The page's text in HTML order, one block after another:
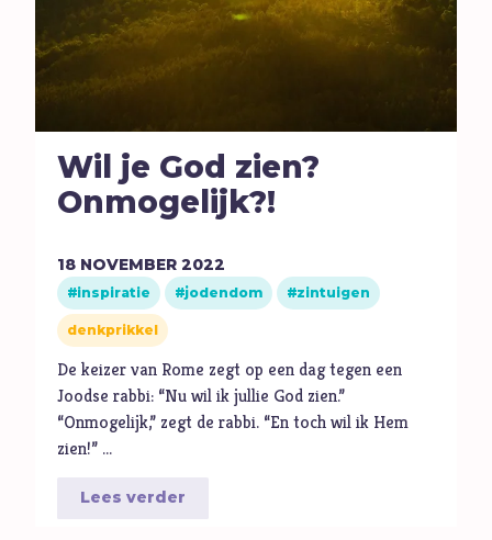
Volharding
Vragen
Vreugde
Vrijheid
Waarheid
Wonderen
Zelfbeeld
Ziel
Zintuigen
Zoektocht
Zonde
Wil je God zien?
Onmogelijk?!
18 NOVEMBER 2022
inspiratie jodendom zintuigen
denkprikkel
De keizer van Rome zegt op een dag tegen een
Joodse rabbi: “Nu wil ik jullie God zien.”
“Onmogelijk,” zegt de rabbi. “En toch wil ik Hem
zien!” …
Lees verder